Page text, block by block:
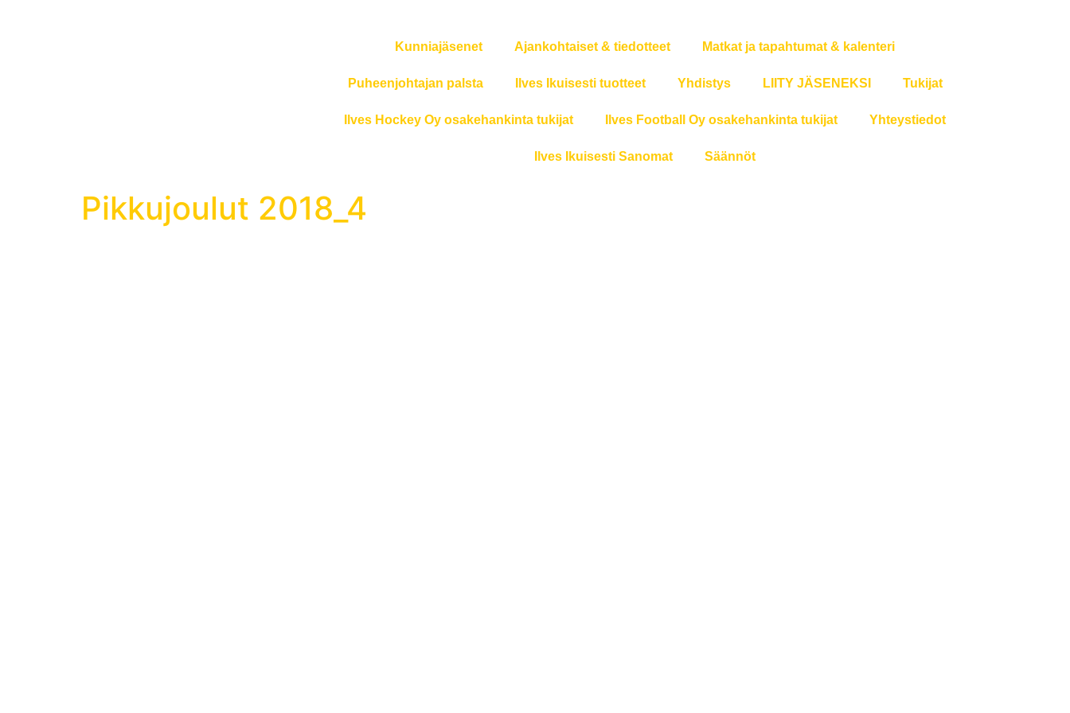
Kunniajäsenet Ajankohtaiset & tiedotteet Matkat ja tapahtumat & kalenteri
Puheenjohtajan palsta Ilves Ikuisesti tuotteet Yhdistys LIITY JÄSENEKSI Tukijat
Ilves Hockey Oy osakehankinta tukijat Ilves Football Oy osakehankinta tukijat Yhteystiedot
Ilves Ikuisesti Sanomat Säännöt
Pikkujoulut 2018_4